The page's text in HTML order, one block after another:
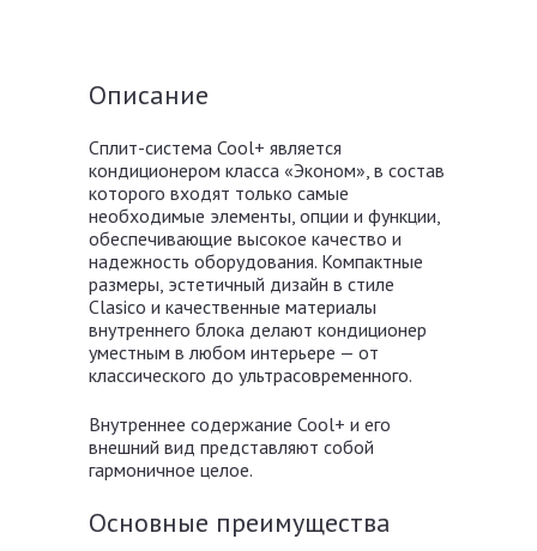
Описание
Сплит-система Cool+ является
кондиционером класса «Эконом», в состав
которого входят только самые
необходимые элементы, опции и функции,
обеспечивающие высокое качество и
надежность оборудования. Компактные
размеры, эстетичный дизайн в стиле
Clasico и качественные материалы
внутреннего блока делают кондиционер
уместным в любом интерьере — от
классического до ультрасовременного.
Внутреннее содержание Cool+ и его
внешний вид представляют собой
гармоничное целое.
Основные преимущества